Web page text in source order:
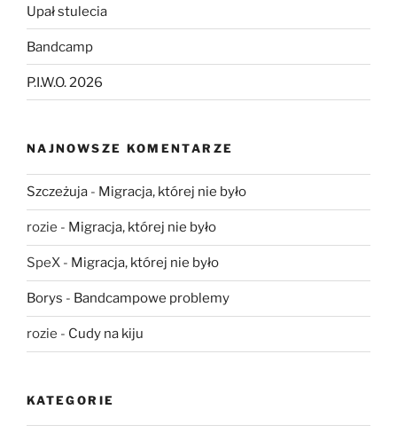
Upał stulecia
Bandcamp
P.I.W.O. 2026
NAJNOWSZE KOMENTARZE
Szczeżuja - Migracja, której nie było
rozie - Migracja, której nie było
SpeX - Migracja, której nie było
Borys - Bandcampowe problemy
rozie - Cudy na kiju
KATEGORIE